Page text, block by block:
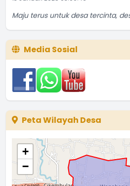
...selengkapnya
Haikal
15 Oktober 2025 11:48:47
mantap
...selengkapnya
ghifari
03 Mei 2025 13:56:45
Mantap dan keren untuk desa
... selengkapnya
Asep wendy
13 Januari 2025 03:09:46
Media Sosial
Peta Wilayah Desa
+
−